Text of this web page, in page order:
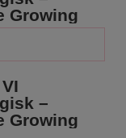
Growing
–
Growing